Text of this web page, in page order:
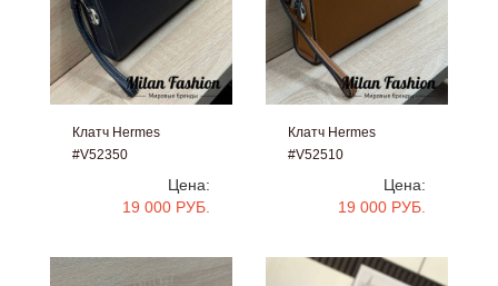
Клатч Hermes
#V52350
Цена:
19 000 РУБ.
Клатч Hermes
#V52510
Цена:
19 000 РУБ.